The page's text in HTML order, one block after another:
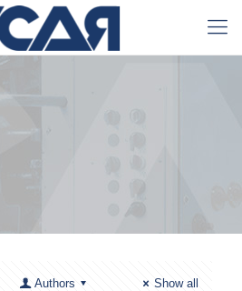
Authors Show all